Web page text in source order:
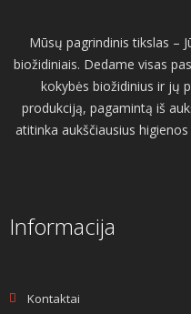
Mūsų pagrindinis tikslas –
biožidiniais. Dedame visas
kokybės biožidinius ir jų
produkciją, pagamintą iš
atitinka aukščiausius
Informacija
Kontaktai